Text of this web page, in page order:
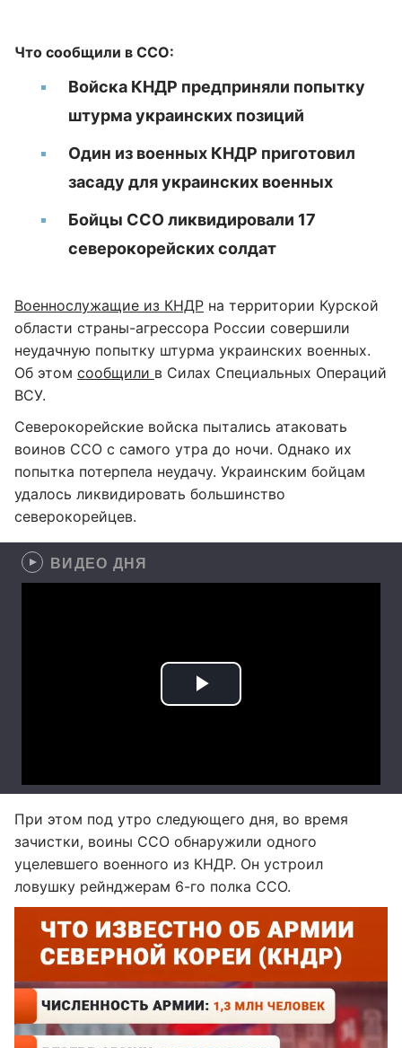
Что сообщили в ССО:
Войска КНДР предприняли попытку
штурма украинских позиций
Один из военных КНДР приготовил
засаду для украинских военных
Бойцы ССО ликвидировали 17
северокорейских солдат
Военнослужащие из КНДР на территории Курской
области страны-агрессора России совершили
неудачную попытку штурма украинских военных.
Об этом сообщили в Силах Специальных Операций
ВСУ.
Северокорейские войска пытались атаковать
воинов ССО с самого утра до ночи. Однако их
попытка потерпела неудачу. Украинским бойцам
удалось ликвидировать большинство
северокорейцев.
ВИДЕО ДНЯ
При этом под утро следующего дня, во время
зачистки, воины ССО обнаружили одного
уцелевшего военного из КНДР. Он устроил
ловушку рейнджерам 6-го полка ССО.